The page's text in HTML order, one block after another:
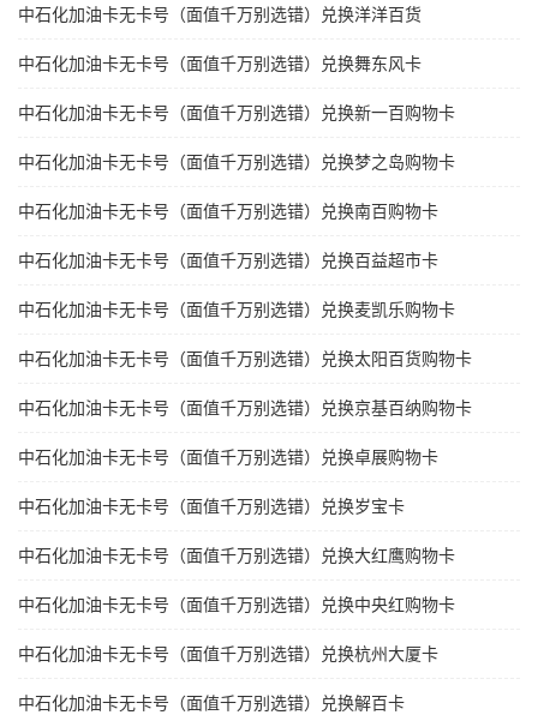
中石化加油卡无卡号（面值千万别选错）兑换洋洋百货
中石化加油卡无卡号（面值千万别选错）兑换舞东风卡
中石化加油卡无卡号（面值千万别选错）兑换新一百购物卡
中石化加油卡无卡号（面值千万别选错）兑换梦之岛购物卡
中石化加油卡无卡号（面值千万别选错）兑换南百购物卡
中石化加油卡无卡号（面值千万别选错）兑换百益超市卡
中石化加油卡无卡号（面值千万别选错）兑换麦凯乐购物卡
中石化加油卡无卡号（面值千万别选错）兑换太阳百货购物卡
中石化加油卡无卡号（面值千万别选错）兑换京基百纳购物卡
中石化加油卡无卡号（面值千万别选错）兑换卓展购物卡
中石化加油卡无卡号（面值千万别选错）兑换岁宝卡
中石化加油卡无卡号（面值千万别选错）兑换大红鹰购物卡
中石化加油卡无卡号（面值千万别选错）兑换中央红购物卡
中石化加油卡无卡号（面值千万别选错）兑换杭州大厦卡
中石化加油卡无卡号（面值千万别选错）兑换解百卡